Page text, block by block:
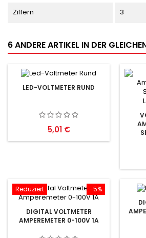
Ziffern 3
6 ANDERE ARTIKEL IN DER
LED-VOLTMETER RUND
Preis
5,01 €
-5%
Reduziert
DIGITAL VOLTMETER
AMPEREMETER 0-100V 1A